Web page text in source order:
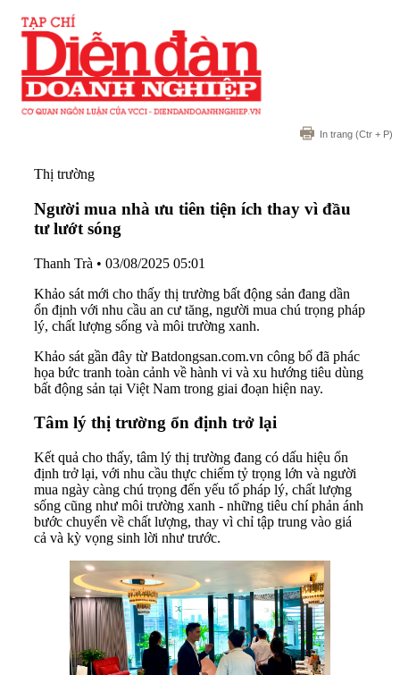
In trang (Ctr + P)
Thị trường
Người mua nhà ưu tiên tiện ích thay vì đầu
tư lướt sóng
Thanh Trà • 03/08/2025 05:01
Khảo sát mới cho thấy thị trường bất động sản đang dần
ổn định với nhu cầu an cư tăng, người mua chú trọng pháp
lý, chất lượng sống và môi trường xanh.
Khảo sát gần đây từ Batdongsan.com.vn công bố đã phác
họa bức tranh toàn cảnh về hành vi và xu hướng tiêu dùng
bất động sản tại Việt Nam trong giai đoạn hiện nay.
Tâm lý thị trường ổn định trở lại
Kết quả cho thấy, tâm lý thị trường đang có dấu hiệu ổn
định trở lại, với nhu cầu thực chiếm tỷ trọng lớn và người
mua ngày càng chú trọng đến yếu tố pháp lý, chất lượng
sống cũng như môi trường xanh - những tiêu chí phản ánh
bước chuyển về chất lượng, thay vì chỉ tập trung vào giá
cả và kỳ vọng sinh lời như trước.